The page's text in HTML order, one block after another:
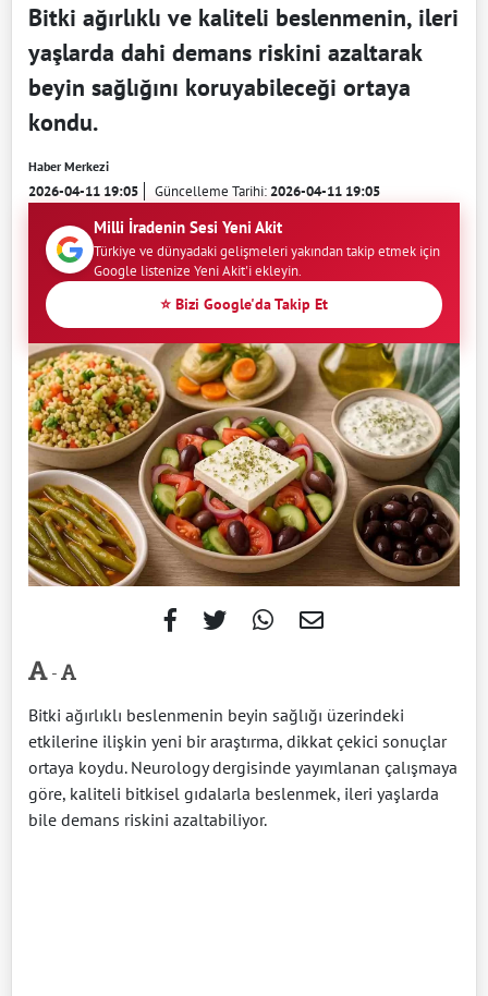
Bitki ağırlıklı ve kaliteli beslenmenin, ileri
yaşlarda dahi demans riskini azaltarak
beyin sağlığını koruyabileceği ortaya
kondu.
Haber Merkezi
2026-04-11 19:05 Güncelleme Tarihi:2026-04-11 19:05
Milli İradenin Sesi Yeni Akit
Türkiye ve dünyadaki gelişmeleri yakından takip etmek için
Google listenize Yeni Akit'i ekleyin.
⭐ Bizi Google'da Takip Et
-
Bitki ağırlıklı beslenmenin beyin sağlığı üzerindeki
etkilerine ilişkin yeni bir araştırma, dikkat çekici sonuçlar
ortaya koydu. Neurology dergisinde yayımlanan çalışmaya
göre, kaliteli bitkisel gıdalarla beslenmek, ileri yaşlarda
bile demans riskini azaltabiliyor.